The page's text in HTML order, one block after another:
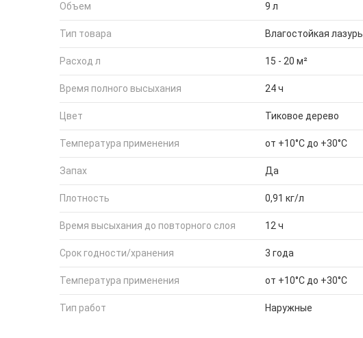
Объем 9 л
Тип товара Влагостойкая лазурь
Расход л 15 - 20 м²
Время полного высыхания 24 ч
Цвет Тиковое дерево
Температура применения от +10°С до +30°С
Запах Да
Плотность 0,91 кг/л
Время высыхания до повторного слоя 12 ч
Срок годности/хранения 3 года
Температура применения от +10°С до +30°С
Тип работ Наружные